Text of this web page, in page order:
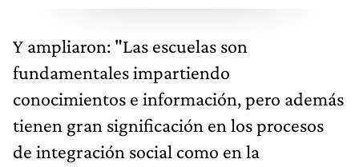
Y ampliaron: "Las escuelas son
fundamentales impartiendo
conocimientos e información, pero además
tienen gran significación en los procesos
de integración social como en la